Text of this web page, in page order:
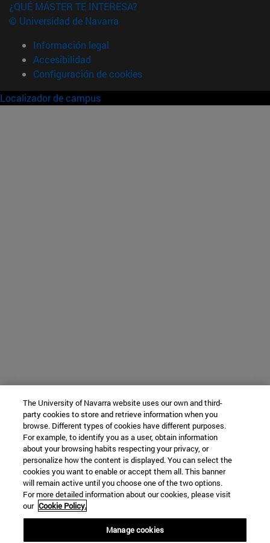
¿QUÉ MÁSTER TE INTERESA?
© Universidad de Navarra
Información legal
Accesibilidad
Configuración de cookies
Localizador de campus
The University of Navarra website uses our own and third-
party cookies to store and retrieve information when you
browse. Different types of cookies have different purposes.
For example, to identify you as a user, obtain information
about your browsing habits respecting your privacy, or
personalize how the content is displayed. You can select the
cookies you want to enable or accept them all. This banner
will remain active until you choose one of the two options.
For more detailed information about our cookies, please visit
our Cookie Policy.
Manage cookies